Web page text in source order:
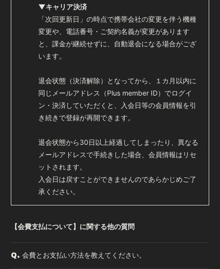
▼キャリア決済
「次回更新日」の時点で携帯会社の変更を伴う機種
変更や、電話番号・ご契約名義が変更があります
と、課金が継続せずに、自動退会になる場合がござ
います。
退会状態（決済解除）となってから、１カ月以内に
同じメールアドレス（Plus member ID）でログイ
ン・決済していただくと、入会日等の会員情報を引
き続きで登録が再開できます。
退会状態から30日以上経過してしまったり、異なる
メールアドレスで手続きした場合、会員情報はリセ
ットされます。
入会日は戻すことができませんのであらかじめご了
承ください。
【会費支払について】に関する他の質問
Q. 会費とお支払い方法を教えてください。